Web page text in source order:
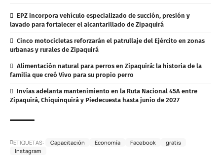
EPZ incorpora vehículo especializado de succión, presión y
lavado para fortalecer el alcantarillado de Zipaquirá
Cinco motocicletas reforzarán el patrullaje del Ejército en zonas
urbanas y rurales de Zipaquirá
Alimentación natural para perros en Zipaquirá: la historia de la
familia que creó Vivo para su propio perro
Invías adelanta mantenimiento en la Ruta Nacional 45A entre
Zipaquirá, Chiquinquirá y Piedecuesta hasta junio de 2027
ETIQUETAS: Capacitación Economía Facebook
gratis
Instagram